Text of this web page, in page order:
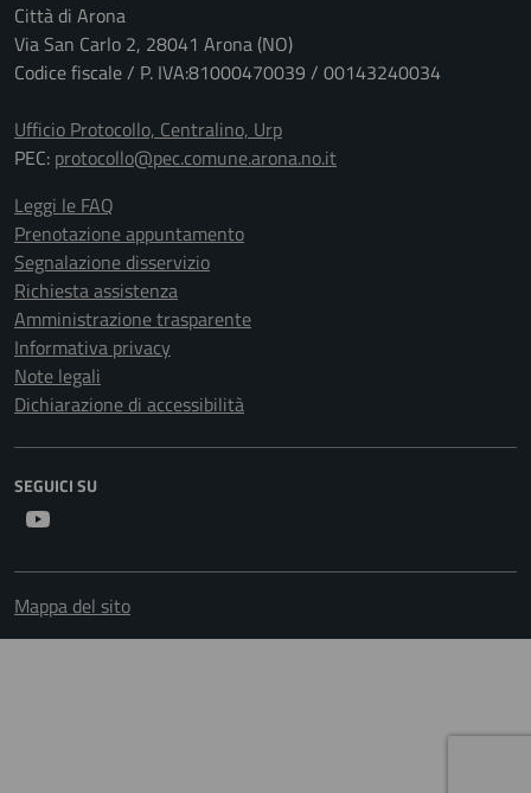
Città di Arona
Via San Carlo 2, 28041 Arona (NO)
Codice fiscale / P. IVA:81000470039 / 00143240034
Ufficio Protocollo, Centralino, Urp
PEC: protocollo@pec.comune.arona.no.it
Leggi le FAQ
Prenotazione appuntamento
Segnalazione disservizio
Richiesta assistenza
Amministrazione trasparente
Informativa privacy
Note legali
Dichiarazione di accessibilità
SEGUICI SU
Mappa del sito